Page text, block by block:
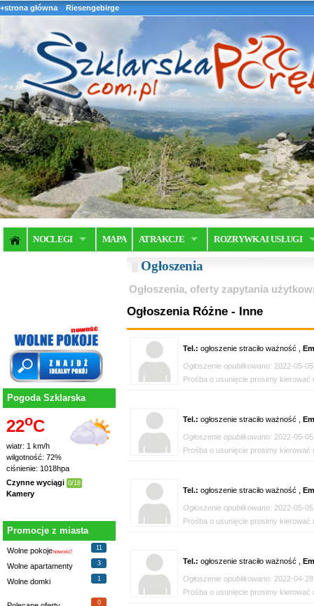
+strona główna Riesengebirge
NOCLEGI MAPA ATRAKCJE ROZRYWKA I USŁUGI
Pogoda Szklarska
22oC
wiatr: 1 km/h
wilgotność: 72%
ciśnienie: 1018hpa
Czynne wyciągi 0/18
Kamery
Promocje z miasta
Wolne pokojenowość!
11
Wolne apartamenty 3
Wolne domki 1
0
Ogłoszenia
Ogłoszenia, oferty zapytania
Ogłoszenia Różne - Inne
Tel.: ogłoszenie straciło ważność ,
Ogłoszenie opublikowano: 2022-05-
Prośba o usunięcie prosimy kierować
Tel.: ogłoszenie straciło ważność ,
Ogłoszenie opublikowano: 2022-05-
Prośba o usunięcie prosimy kierować
Tel.: ogłoszenie straciło ważność ,
Ogłoszenie opublikowano: 2022-05-
Prośba o usunięcie prosimy kierować
Tel.: ogłoszenie straciło ważność ,
Ogłoszenie opublikowano: 2022-04-
Prośba o usunięcie prosimy kierować